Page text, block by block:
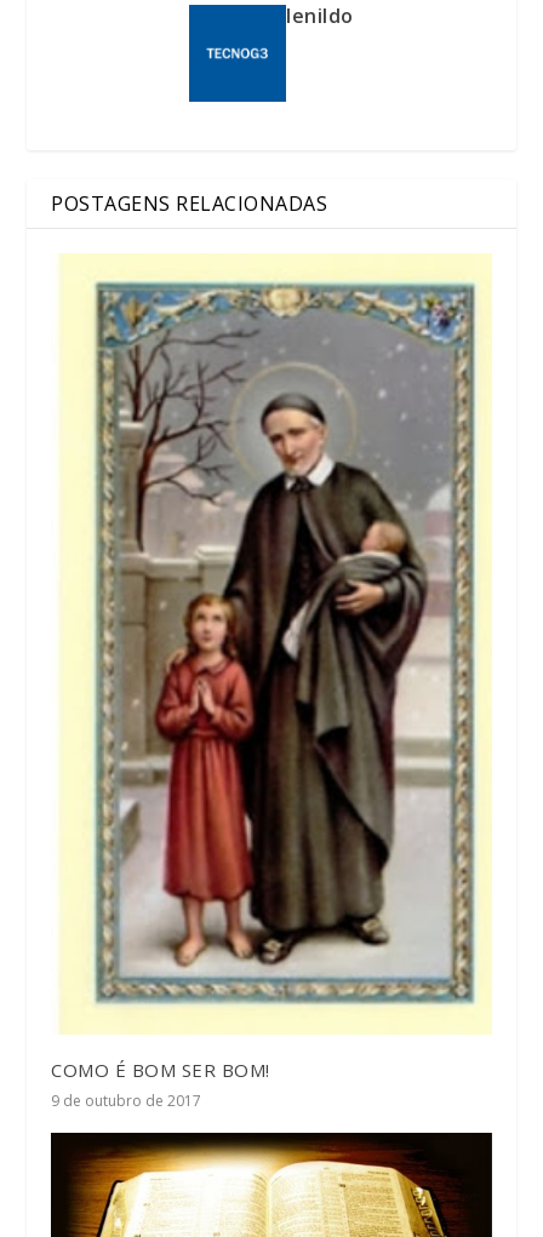
lenildo
POSTAGENS RELACIONADAS
COMO É BOM SER BOM!
9 de outubro de 2017